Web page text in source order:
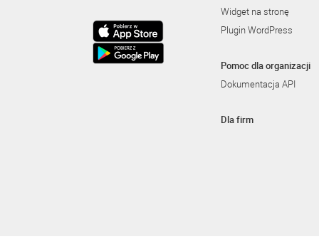
Widget na stronę
Plugin WordPress
Pomoc dla organizacji
Dokumentacja API
Dla firm